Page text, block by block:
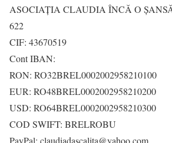
ASOCIAȚIA CLAUDIA ÎNCĂ O ȘANSĂ
622
CIF: 43670519
Cont IBAN:
RON: RO32BREL0002002958210100
EUR: RO48BREL0002002958210200
USD: RO64BREL0002002958210300
COD SWIFT: BRELROBU
PayPal: claudiadascalita@yahoo.com